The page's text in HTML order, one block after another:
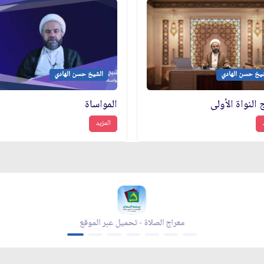
حسن الهادي
النواة الأولى
الشيخ حسن الهادي
المواساة
المزيد
معراج الصلاة - تحميل عبر الموقع